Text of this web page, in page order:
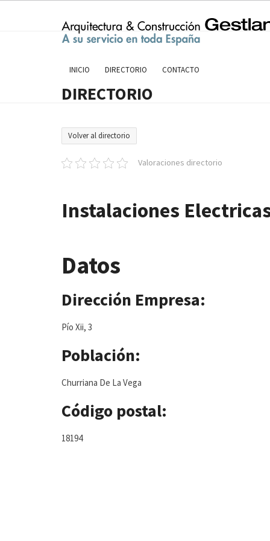
INICIO DIRECTORIO CONTACTO
DIRECTORIO
Volver al directorio
Valoraciones directorio
Instalaciones
Datos
Dirección Empresa:
Pío Xii, 3
Población:
Churriana De La Vega
Código postal:
18194